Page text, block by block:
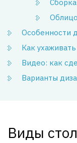
Особенности
Как
Видео: как
Варианты
Виды